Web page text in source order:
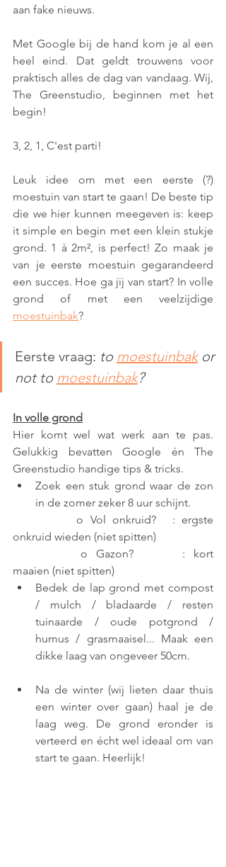
aan fake nieuws.
Met Google bij de hand kom je al een
heel eind. Dat geldt trouwens voor
praktisch alles de dag van vandaag. Wij,
The Greenstudio, beginnen met het
begin!
3, 2, 1, C'est parti!
Leuk idee om met een eerste (?)
moestuin van start te gaan! De beste tip
die we hier kunnen meegeven is: keep
it simple en begin met een klein stukje
grond. 1 à 2m², is perfect! Zo maak je
van je eerste moestuin gegarandeerd
een succes. Hoe ga jij van start? In volle
moestuinbak?
Eerste vraag: to moestuinbak or
not to moestuinbak?
In volle grond
Hier komt wel wat werk aan te pas.
Gelukkig bevatten Google én The
Greenstudio handige tips & tricks.
Zoek een stuk grond waar de zon
in de zomer zeker 8 uur schijnt.
onkruid wieden (niet spitten)
maaien (niet spitten)
Bedek de lap grond met compost
/ mulch / bladaarde / resten
tuinaarde / oude potgrond /
humus / grasmaaisel... Maak een
dikke laag van ongeveer 50cm.
Na de winter (wij lieten daar thuis
een winter over gaan) haal je de
laag weg. De grond eronder is
verteerd en écht wel ideaal om van
start te gaan. Heerlijk!